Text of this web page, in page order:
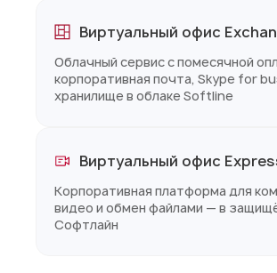
Виртуальный офис
Облачный сервис с помесячной
корпоративная почта, Skype for
хранилище в облаке Softline
Виртуальный офис
Корпоративная платформа для
видео и обмен файлами — в
Софтлайн